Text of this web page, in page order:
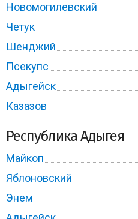
Новомогилевский
Четук
Шенджий
Псекупс
Адыгейск
Казазов
Республика Адыгея
Майкоп
Яблоновский
Энем